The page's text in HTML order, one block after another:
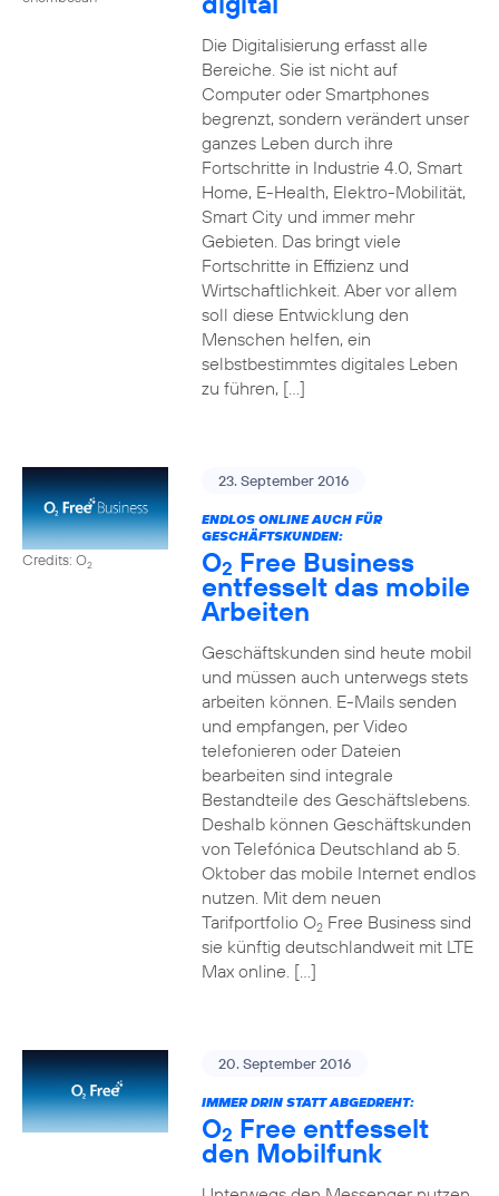
Die Digitalisierung erfasst alle
Bereiche. Sie ist nicht auf
Computer oder Smartphones
begrenzt, sondern verändert unser
ganzes Leben durch ihre
Fortschritte in Industrie 4.0, Smart
Home, E-Health, Elektro-Mobilität,
Smart City und immer mehr
Gebieten. Das bringt viele
Fortschritte in Effizienz und
Wirtschaftlichkeit. Aber vor allem
soll diese Entwicklung den
Menschen helfen, ein
selbstbestimmtes digitales Leben
zu führen, […]
Credits: O2
23. September 2016
ENDLOS ONLINE AUCH FÜR
GESCHÄFTSKUNDEN:
O2 Free Business
entfesselt das mobile
Arbeiten
Geschäftskunden sind heute mobil
und müssen auch unterwegs stets
arbeiten können. E-Mails senden
und empfangen, per Video
telefonieren oder Dateien
bearbeiten sind integrale
Bestandteile des Geschäftslebens.
Deshalb können Geschäftskunden
von Telefónica Deutschland ab 5.
Oktober das mobile Internet endlos
nutzen. Mit dem neuen
Tarifportfolio O2Free Business sind
sie künftig deutschlandweit mit LTE
Max online. […]
20. September 2016
IMMER DRIN STATT ABGEDREHT:
O2 Free entfesselt
den Mobilfunk